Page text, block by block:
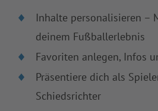
Inhalte personalisieren –
deinem Fußballerlebnis
Favoriten anlegen, Infos
Präsentiere dich als
Schiedsrichter